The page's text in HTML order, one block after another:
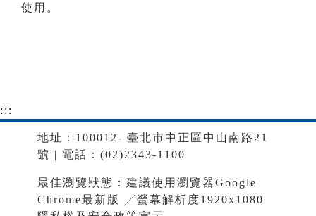
使用。
:::
地址：100012- 臺北市中正區中山南路21
號 | 電話：(02)2343-1100
最佳瀏覽狀態：建議使用瀏覽器Google
Chrome最新版 ╱螢幕解析度1920x1080